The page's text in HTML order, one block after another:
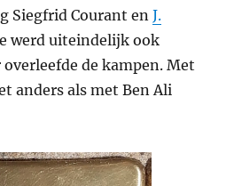
Siegfrid Courant enJ.
werd uiteindelijk ook
de kampen. Met
anders als met Ben Ali